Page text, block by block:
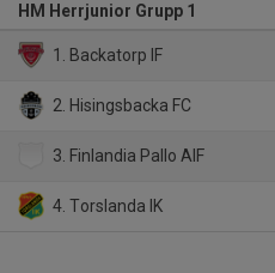
HM Herrjunior Grupp 1
1. Backatorp IF
2. Hisingsbacka FC
3. Finlandia Pallo AIF
4. Torslanda IK